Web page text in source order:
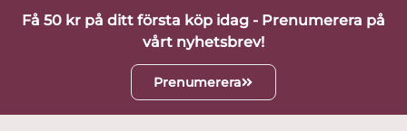
Få 50 kr på ditt första köp idag - Prenumerera på
vårt nyhetsbrev!
Prenumerera